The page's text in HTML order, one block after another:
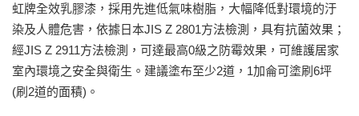
虹牌全效乳膠漆，採用先進低氣味樹脂，大幅降低對環境的汙
染及人體危害，依據日本JIS Z 2801方法檢測，具有抗菌效果；
經JIS Z 2911方法檢測，可達最高0級之防霉效果，可維護居家
室內環境之安全與衛生。建議塗布至少2道，1加侖可塗刷6坪
(刷2道的面積)。